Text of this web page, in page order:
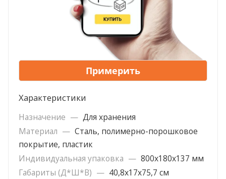
Примерить
Характеристики
Назначение — Для хранения
Материал — Сталь, полимерно-порошковое
покрытие, пластик
Индивидуальная упаковка — 800х180х137 мм
Габариты (Д*Ш*В) — 40,8х17х75,7 см